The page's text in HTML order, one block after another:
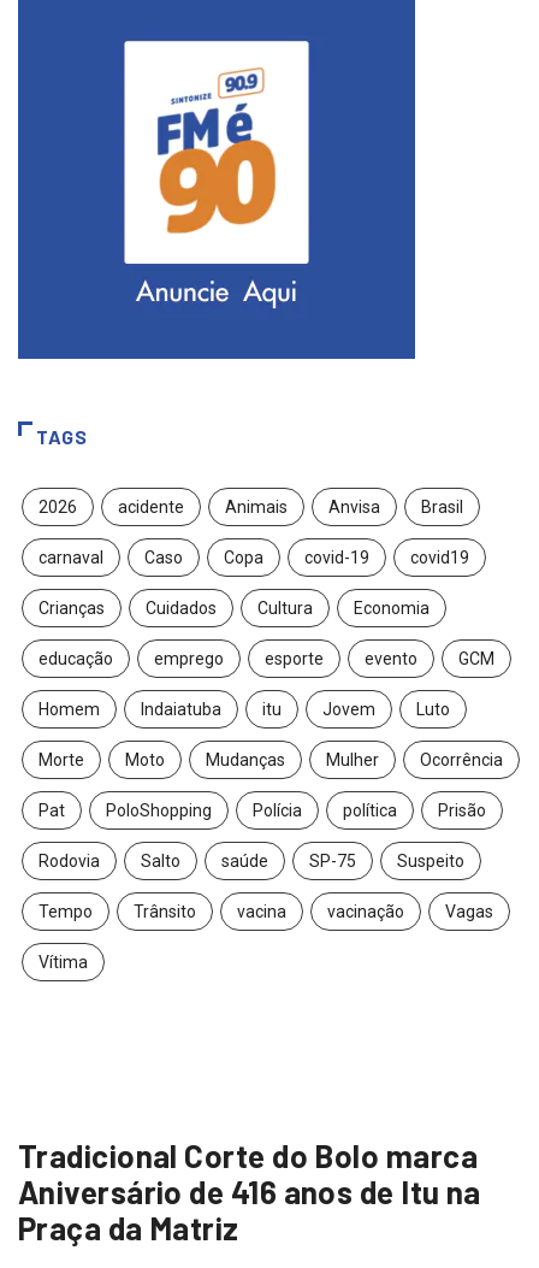
TAGS
2026 acidente Animais Anvisa Brasil
carnaval Caso Copa covid-19 covid19
Crianças Cuidados Cultura Economia
educação emprego esporte evento GCM
Homem Indaiatuba itu Jovem Luto
Morte Moto Mudanças Mulher Ocorrência
Pat PoloShopping Polícia política Prisão
Rodovia Salto saúde SP-75 Suspeito
Tempo Trânsito vacina vacinação Vagas
Vítima
Tradicional Corte do Bolo marca
Aniversário de 416 anos de Itu na
Praça da Matriz